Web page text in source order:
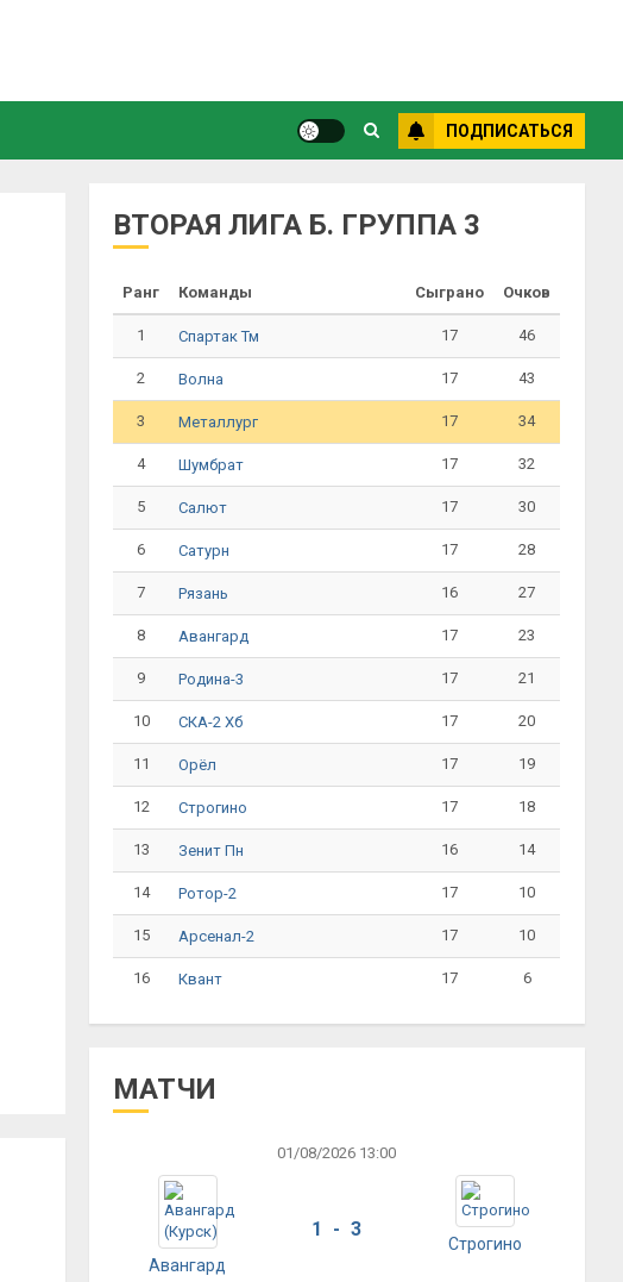
ПОДПИСАТЬСЯ
ВТОРАЯ ЛИГА Б. ГРУППА 3
Ранг Команды Сыграно Очков
1 Спартак Тм 17 46
2 Волна 17 43
3 Металлург 17 34
4 Шумбрат 17 32
5 Салют 17 30
6 Сатурн 17 28
7 Рязань 16 27
8 Авангард 17 23
9 Родина-3 17 21
10 СКА-2 Хб 17 20
11 Орёл 17 19
12 Строгино 17 18
13 Зенит Пн 16 14
14 Ротор-2 17 10
15 Арсенал-2 17 10
16 Квант 17 6
МАТЧИ
01/08/2026 13:00
Авангард
1 - 3
Строгино